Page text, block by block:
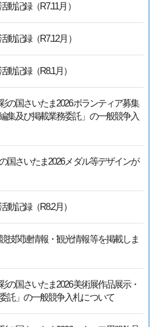
動記録（R7.11月）
動記録（R7.12月）
動記録（R8.1月）
の国さいたま2026ボランティア募集
集及び掲載業務委託」の一般競争入
国さいたま2026メダル等デザインが
動記録（R8.2月）
技関連情報・観光情報等を掲載しま
の国さいたま2026美術展作品展示・
託」の一般競争入札について